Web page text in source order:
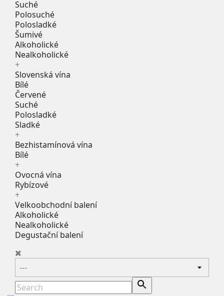
Suché
Polosuché
Polosladké
Šumivé
Alkoholické
Nealkoholické
+
Slovenská vína
Bílé
Červené
Suché
Polosladké
Sladké
+
Bezhistamínová vína
Bílé
+
Ovocná vína
Rybízové
+
Velkoobchodní balení
Alkoholické
Nealkoholické
Degustační balení